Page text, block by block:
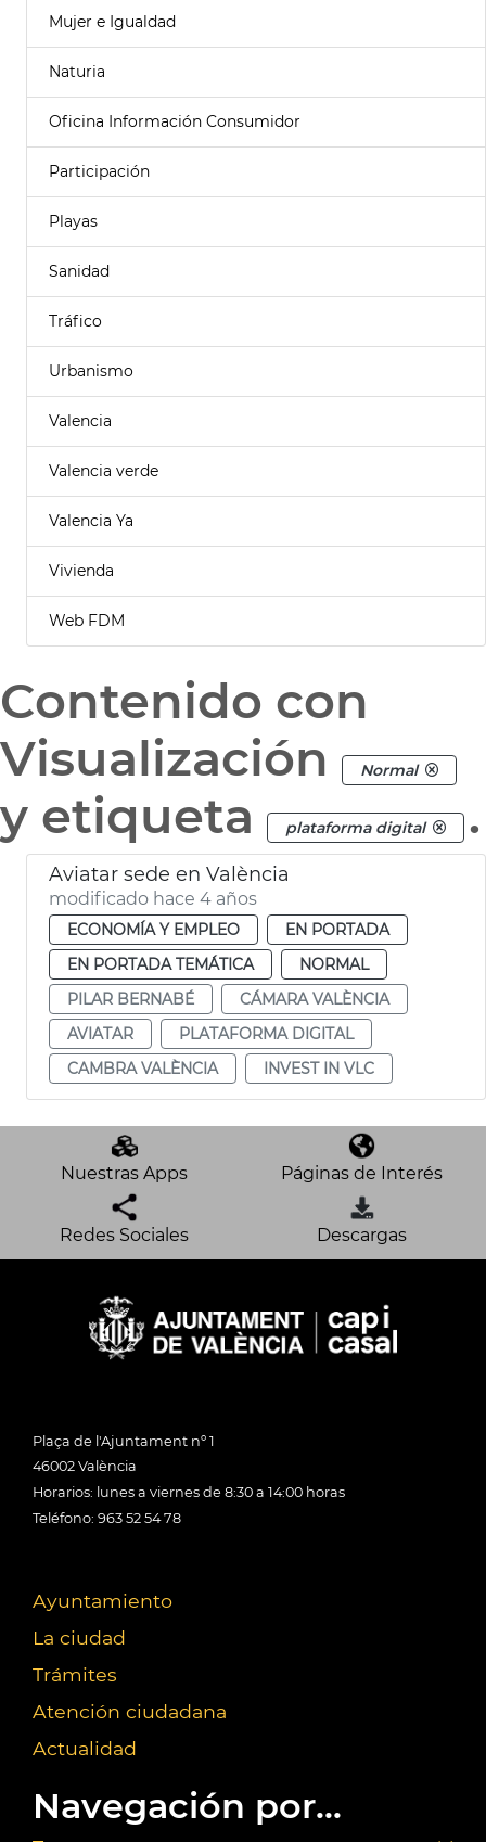
Mujer e Igualdad
Naturia
Oficina Información Consumidor
Participación
Playas
Sanidad
Tráfico
Urbanismo
Valencia
Valencia verde
Valencia Ya
Vivienda
Web FDM
Contenido con
Visualización
Normal
y etiqueta plataforma digital .
Aviatar sede en València
modificado hace 4 años
ECONOMÍA Y EMPLEO
EN PORTADA
EN PORTADA TEMÁTICA
NORMAL
PILAR BERNABÉ
CÁMARA VALÈNCIA
AVIATAR
PLATAFORMA DIGITAL
CAMBRA VALÈNCIA
INVEST IN VLC
Nuestras Apps Páginas de Interés
Redes Sociales Descargas
Plaça de l'Ajuntament nº 1
46002 València
Horarios: lunes a viernes de 8:30 a 14:00 horas
Teléfono: 963 52 54 78
Ayuntamiento
La ciudad
Trámites
Atención ciudadana
Actualidad
Navegación por...